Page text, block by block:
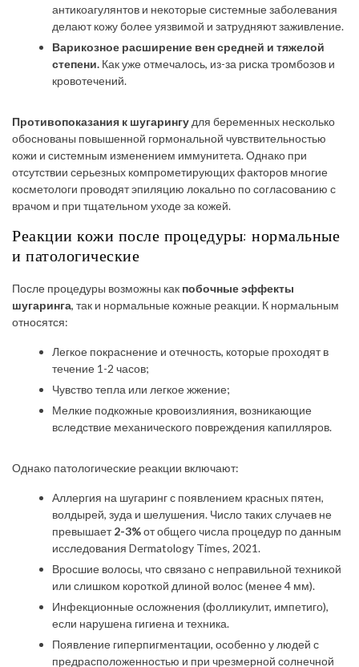
антикоагулянтов и некоторые системные заболевания
делают кожу более уязвимой и затрудняют заживление.
Варикозное расширение вен средней и тяжелой
степени. Как уже отмечалось, из-за риска тромбозов и
кровотечений.
Противопоказания к шугарингу для беременных несколько
обоснованы повышенной гормональной чувствительностью
кожи и системным изменением иммунитета. Однако при
отсутствии серьезных компрометирующих факторов многие
косметологи проводят эпиляцию локально по согласованию с
врачом и при тщательном уходе за кожей.
Реакции кожи после процедуры: нормальные
и патологические
После процедуры возможны как побочные эффекты
шугаринга, так и нормальные кожные реакции. К нормальным
относятся:
Легкое покраснение и отечность, которые проходят в
течение 1-2 часов;
Чувство тепла или легкое жжение;
Мелкие подкожные кровоизлияния, возникающие
вследствие механического повреждения капилляров.
Однако патологические реакции включают:
Аллергия на шугаринг с появлением красных пятен,
волдырей, зуда и шелушения. Число таких случаев не
превышает2-3%от общего числа процедур по данным
исследования Dermatology Times, 2021.
Вросшие волосы, что связано с неправильной техникой
или слишком короткой длиной волос (менее 4 мм).
Инфекционные осложнения (фолликулит, импетиго),
если нарушена гигиена и техника.
Появление гиперпигментации, особенно у людей с
предрасположенностью и при чрезмерной солнечной